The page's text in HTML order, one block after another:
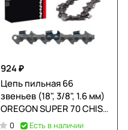
924 ₽
Цепь пильная 66
звеньев (18", 3/8", 1.6 мм)
OREGON SUPER 70 CHISE
OREGON
0 Есть в наличии